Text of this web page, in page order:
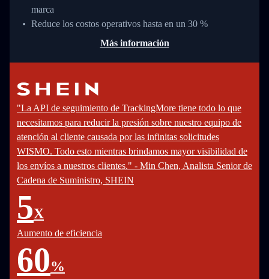
marca
Reduce los costos operativos hasta en un 30 %
Más información
"La API de seguimiento de TrackingMore tiene todo lo que
necesitamos para reducir la presión sobre nuestro equipo de
atención al cliente causada por las infinitas solicitudes
WISMO. Todo esto mientras brindamos mayor visibilidad de
los envíos a nuestros clientes." - Min Chen, Analista Senior de
Cadena de Suministro, SHEIN
5X
Aumento de eficiencia
60%